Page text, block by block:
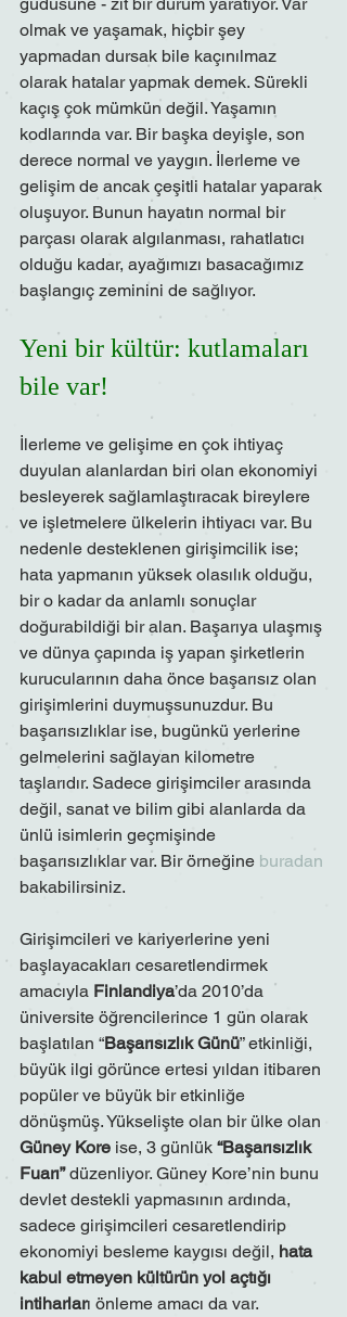
olmak ve yaşamak, hiçbir şey
yapmadan dursak bile kaçınılmaz
olarak hatalar yapmak demek. Sürekli
kaçış çok mümkün değil. Yaşamın
kodlarında var. Bir başka deyişle, son
derece normal ve yaygın. İlerleme ve
gelişim de ancak çeşitli hatalar yaparak
oluşuyor. Bunun hayatın normal bir
parçası olarak algılanması, rahatlatıcı
olduğu kadar, ayağımızı basacağımız
başlangıç zeminini de sağlıyor.
Yeni bir kültür: kutlamaları
bile var!
İlerleme ve gelişime en çok ihtiyaç
duyulan alanlardan biri olan ekonomiyi
besleyerek sağlamlaştıracak bireylere
ve işletmelere ülkelerin ihtiyacı var. Bu
nedenle desteklenen girişimcilik ise;
hata yapmanın yüksek olasılık olduğu,
bir o kadar da anlamlı sonuçlar
doğurabildiği bir alan. Başarıya ulaşmış
ve dünya çapında iş yapan şirketlerin
kurucularının daha önce başarısız olan
girişimlerini duymuşsunuzdur. Bu
başarısızlıklar ise, bugünkü yerlerine
gelmelerini sağlayan kilometre
taşlarıdır. Sadece girişimciler arasında
değil, sanat ve bilim gibi alanlarda da
ünlü isimlerin geçmişinde
başarısızlıklar var. Bir örneğine buradan
bakabilirsiniz.
Girişimcileri ve kariyerlerine yeni
başlayacakları cesaretlendirmek
amacıyla Finlandiya’da 2010’da
üniversite öğrencilerince 1 gün olarak
başlatılan “Başarısızlık Günü” etkinliği,
büyük ilgi görünce ertesi yıldan itibaren
popüler ve büyük bir etkinliğe
dönüşmüş. Yükselişte olan bir ülke olan
Güney Kore ise, 3 günlük “Başarısızlık
Fuarı” düzenliyor. Güney Kore’nin bunu
devlet destekli yapmasının ardında,
sadece girişimcileri cesaretlendirip
ekonomiyi besleme kaygısı değil, hata
kabul etmeyen kültürün yol açtığı
intiharları önleme amacı da var.